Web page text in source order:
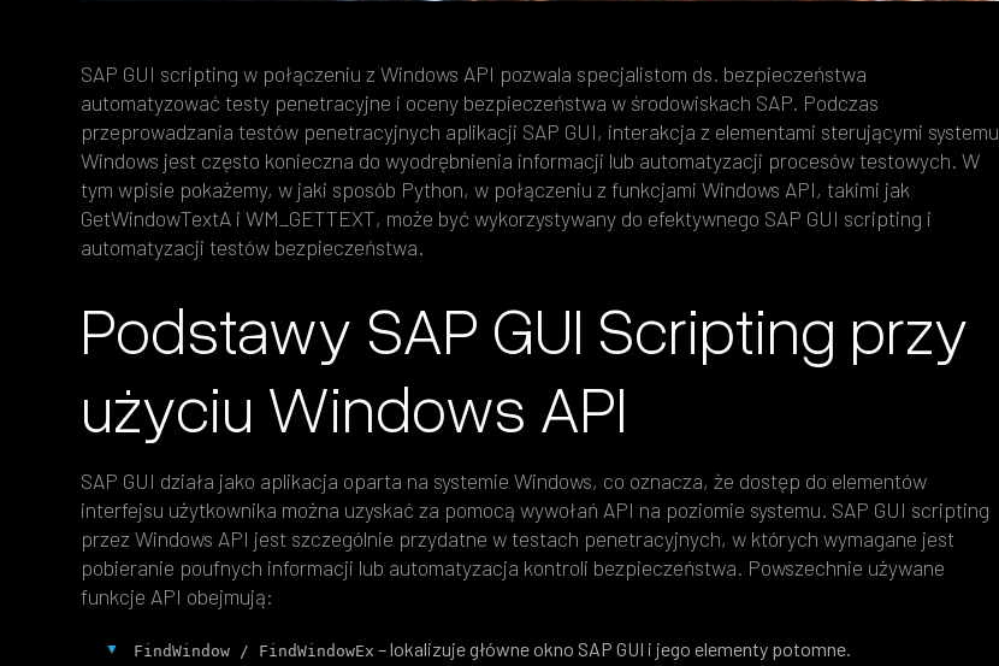
SAP GUI scripting w połączeniu z Windows API pozwala specjalistom ds. bezpieczeństwa
automatyzować testy penetracyjne i oceny bezpieczeństwa w środowiskach SAP. Podczas
przeprowadzania testów penetracyjnych aplikacji SAP GUI, interakcja z elementami sterującymi systemu
Windows jest często konieczna do wyodrębnienia informacji lub automatyzacji procesów testowych. W
tym wpisie pokażemy, w jaki sposób Python, w połączeniu z funkcjami Windows API, takimi jak
GetWindowTextA i WM_GETTEXT, może być wykorzystywany do efektywnego SAP GUI scripting i
automatyzacji testów bezpieczeństwa.
Podstawy SAP GUI Scripting przy
użyciu Windows API
SAP GUI działa jako aplikacja oparta na systemie Windows, co oznacza, że dostęp do elementów
interfejsu użytkownika można uzyskać za pomocą wywołań API na poziomie systemu. SAP GUI scripting
przez Windows API jest szczególnie przydatne w testach penetracyjnych, w których wymagane jest
pobieranie poufnych informacji lub automatyzacja kontroli bezpieczeństwa. Powszechnie używane
funkcje API obejmują:
FindWindow / FindWindowEx – lokalizuje główne okno SAP GUI i jego elementy potomne.